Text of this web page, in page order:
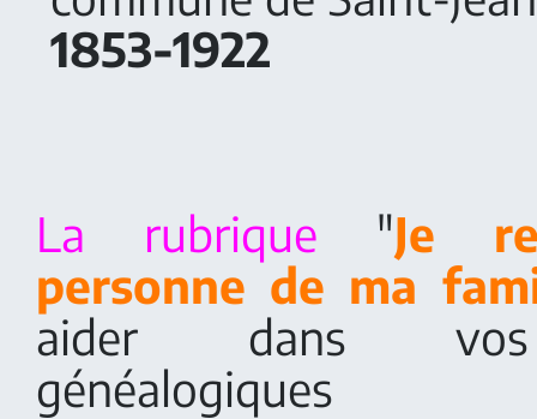
1853-1922
La rubrique "Je
personne de ma
aider dans vos
généalogiques